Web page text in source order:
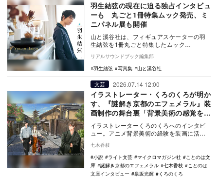
羽生結弦の現在に迫る独占インタビュ
ーも 丸ごと1冊特集ムック発売、ミ
ニパネル展も開催
山と溪谷社は、フィギュアスケーターの羽
生結弦を1冊丸ごと特集したムック
『Quadruple Axel 2026 羽生結弦 SPE…
リアルサウンドブック編集部
羽生結弦
写真集 山と溪谷社
文芸 2026.07.14 12:00
イラストレーター・くろのくろが明か
す、『謎解き京都のエフェメラル』装
画制作の舞台裏「背景美術の感覚を活
かせている」
イラストレーターくろのくろへのインタビ
ュー。アニメ背景美術の経験を装画に活か
す制作の舞台裏や、要望に応える独自の仕
事論を語る。
七木香枝
小説
ライト文芸 マイクロマガジン社
ことのは文
庫
謎解き京都のエフェメラル 七木香枝
ことのは
文庫インタビュー
泉坂光輝 くろのくろ